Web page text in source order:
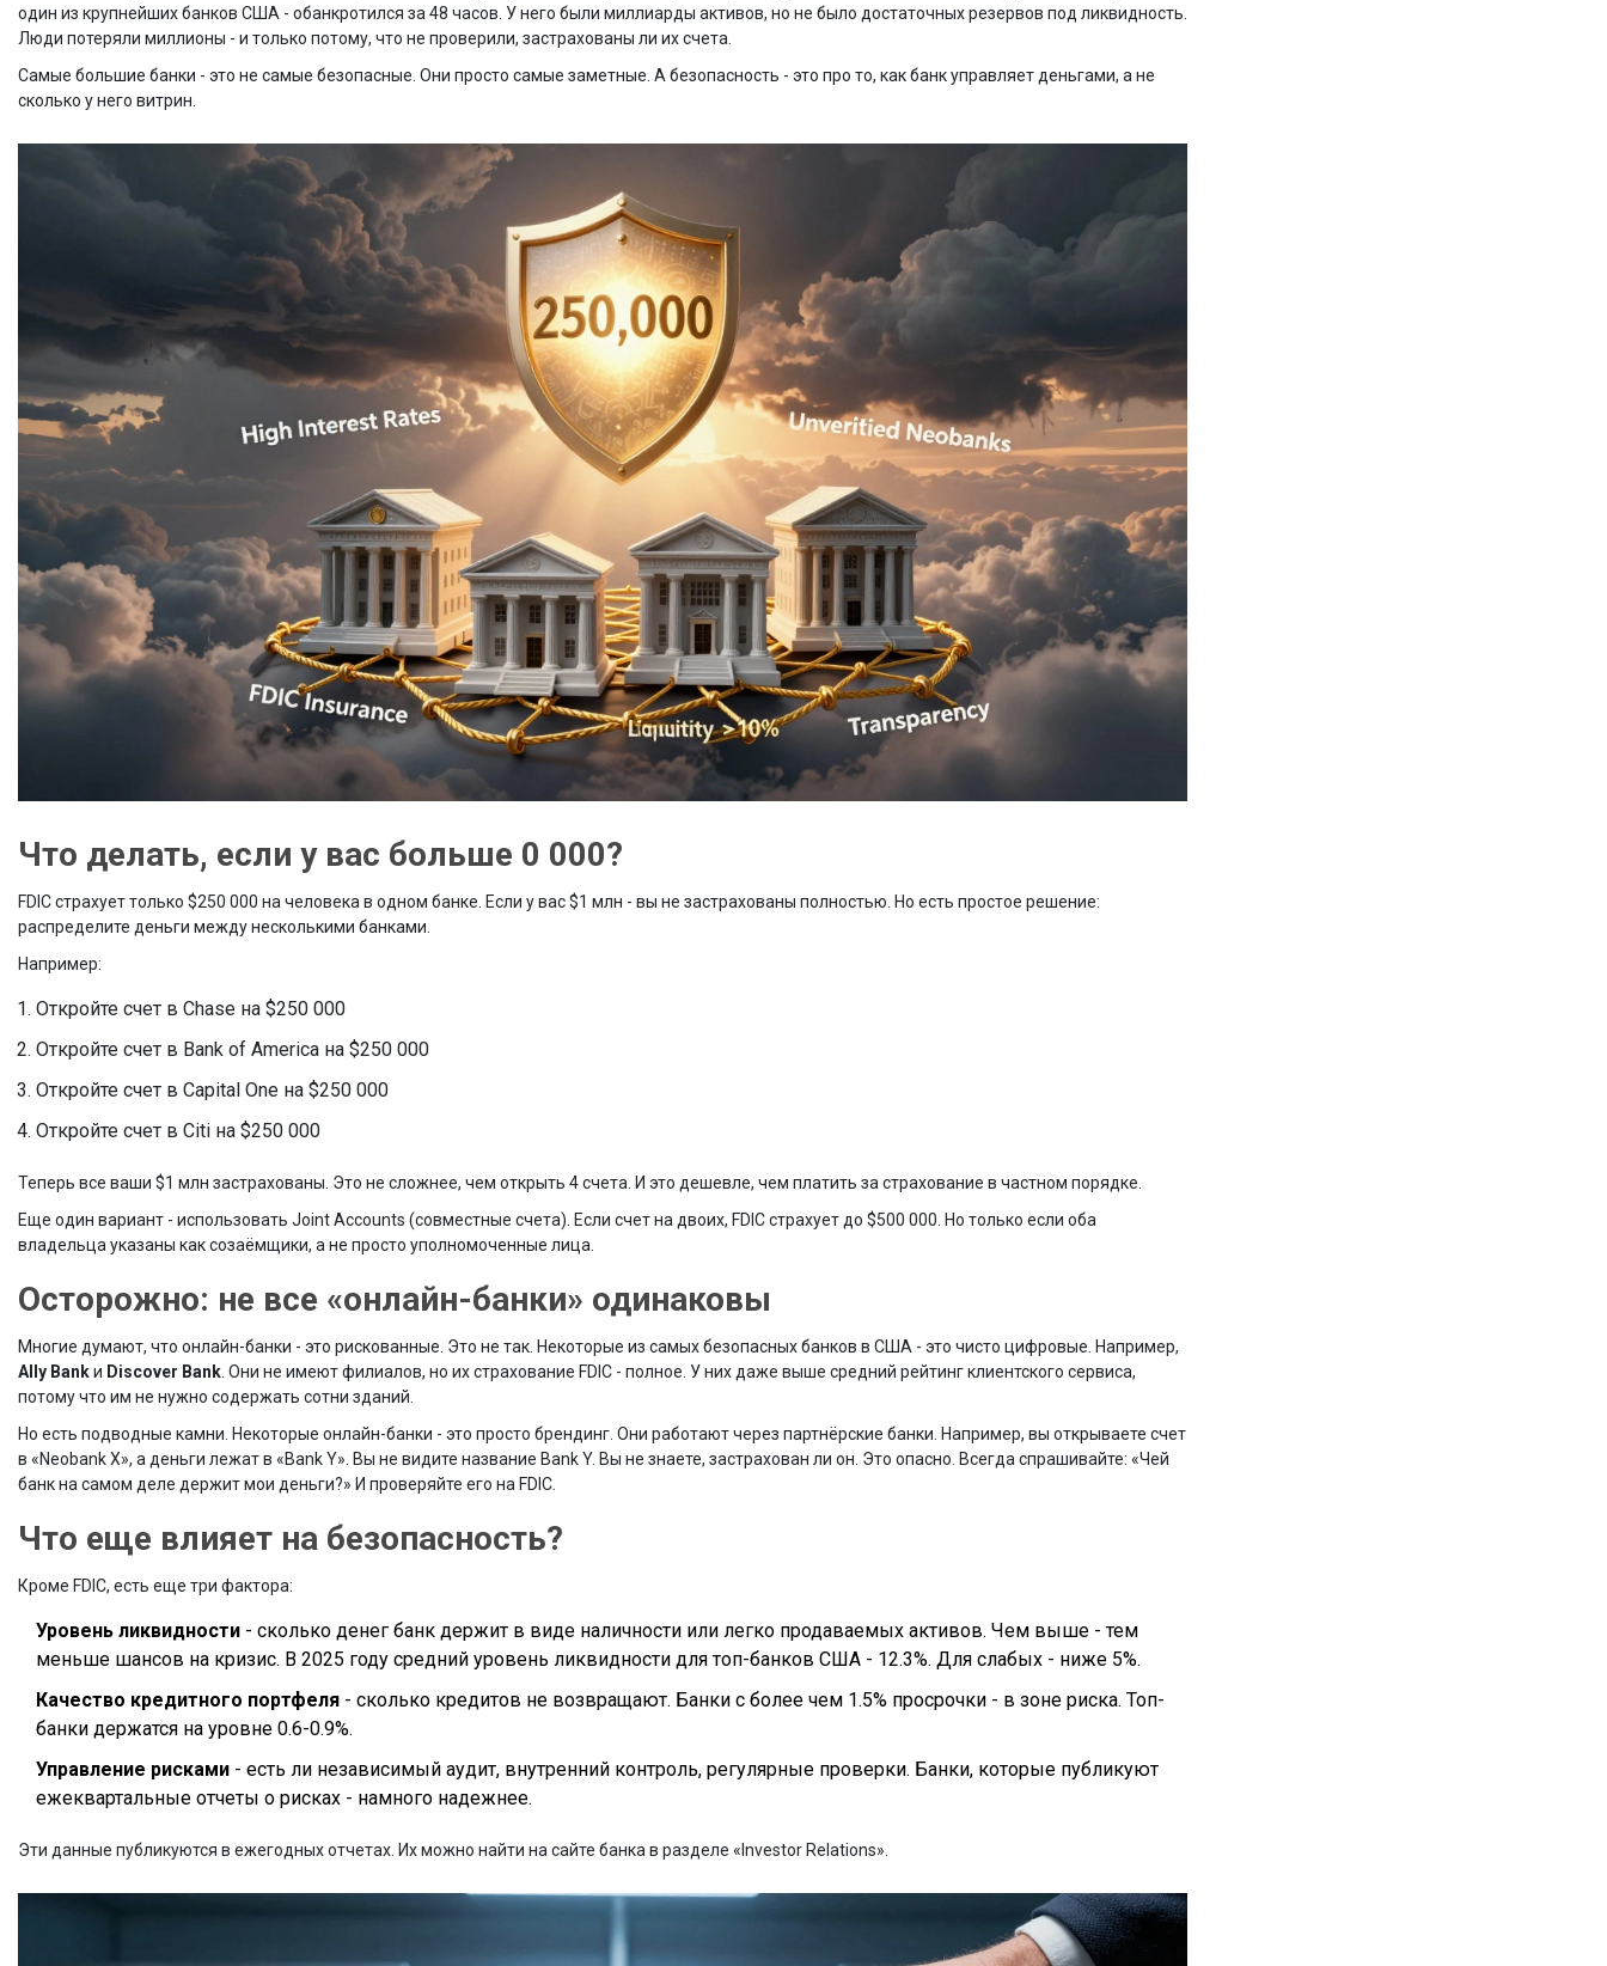
один из крупнейших банков США - обанкротился за 48 часов. У него были миллиарды активов, но не было достаточных резервов под ликвидность.
Люди потеряли миллионы - и только потому, что не проверили, застрахованы ли их счета.
Самые большие банки - это не самые безопасные. Они просто самые заметные. А безопасность - это про то, как банк управляет деньгами, а не
сколько у него витрин.
Что делать, если у вас больше 0 000?
FDIC страхует только $250 000 на человека в одном банке. Если у вас $1 млн - вы не застрахованы полностью. Но есть простое решение:
распределите деньги между несколькими банками.
Например:
Откройте счет в Chase на $250 000
Откройте счет в Bank of America на $250 000
Откройте счет в Capital One на $250 000
Откройте счет в Citi на $250 000
Теперь все ваши $1 млн застрахованы. Это не сложнее, чем открыть 4 счета. И это дешевле, чем платить за страхование в частном порядке.
Еще один вариант - использовать Joint Accounts (совместные счета). Если счет на двоих, FDIC страхует до $500 000. Но только если оба
владельца указаны как созаёмщики, а не просто уполномоченные лица.
Осторожно: не все «онлайн-банки» одинаковы
Многие думают, что онлайн-банки - это рискованные. Это не так. Некоторые из самых безопасных банков в США - это чисто цифровые. Например,
Ally Bankи Discover Bank. Они не имеют филиалов, но их страхование FDIC - полное. У них даже выше средний рейтинг клиентского сервиса,
потому что им не нужно содержать сотни зданий.
Но есть подводные камни. Некоторые онлайн-банки - это просто брендинг. Они работают через партнёрские банки. Например, вы открываете счет
в «Neobank X», а деньги лежат в «Bank Y». Вы не видите название Bank Y. Вы не знаете, застрахован ли он. Это опасно. Всегда спрашивайте: «Чей
банк на самом деле держит мои деньги?» И проверяйте его на FDIC.
Что еще влияет на безопасность?
Кроме FDIC, есть еще три фактора:
Уровень ликвидности - сколько денег банк держит в виде наличности или легко продаваемых активов. Чем выше - тем
меньше шансов на кризис. В 2025 году средний уровень ликвидности для топ-банков США - 12.3%. Для слабых - ниже 5%.
Качество кредитного портфеля - сколько кредитов не возвращают. Банки с более чем 1.5% просрочки - в зоне риска. Топ-
банки держатся на уровне 0.6-0.9%.
Управление рисками - есть ли независимый аудит, внутренний контроль, регулярные проверки. Банки, которые публикуют
ежеквартальные отчеты о рисках - намного надежнее.
Эти данные публикуются в ежегодных отчетах. Их можно найти на сайте банка в разделе «Investor Relations».